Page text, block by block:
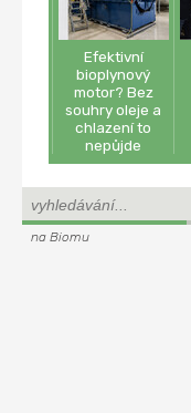
Efektivní
bioplynový
motor? Bez
souhry oleje a
chlazení to
nepůjde
na Biomu